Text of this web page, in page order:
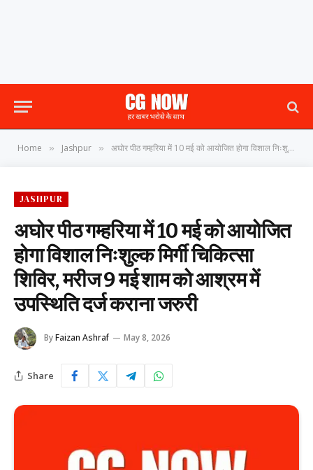
Home » Jashpur » अघोर पीठ गम्हरिया में 10 मई को आयोजित होगा विशाल निःशुल्क मिर्गी चिकित्सा शिविर, मरीज 9 मई शाम को आश्रम में उपस्थिति दर्ज कराना जरुरी
JASHPUR
अघोर पीठ गम्हरिया में 10 मई को आयोजित
होगा विशाल निःशुल्क मिर्गी चिकित्सा
शिविर, मरीज 9 मई शाम को आश्रम में
उपस्थिति दर्ज कराना जरुरी
ByFaizan Ashraf May 8, 2026
Share